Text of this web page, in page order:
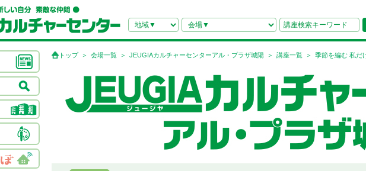
トップ 会場一覧 JEUGIAカルチャーセンターアル・プラザ城陽 講座一覧 季節を編む 私だ